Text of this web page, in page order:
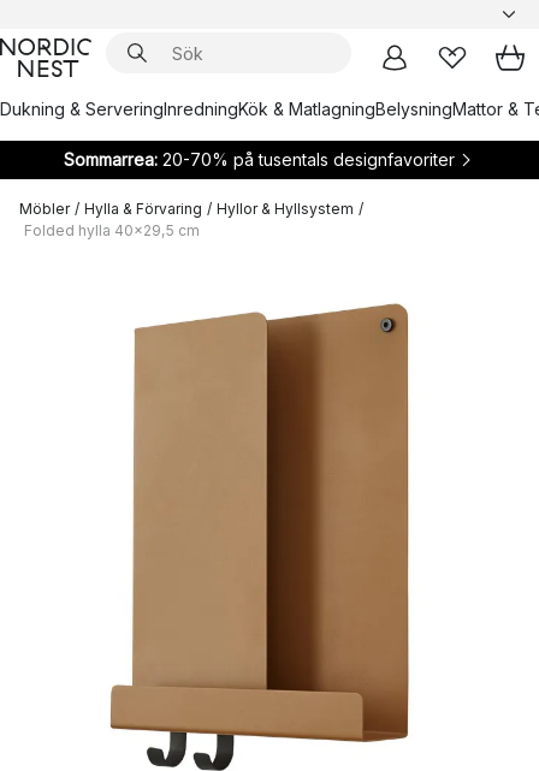
Dukning & ServeringInredningKök & MatlagningBelysningMattor &
Sommarrea:20-70% på tusentals designfavoriter
Möbler / Hylla & Förvaring / Hyllor & Hyllsystem /
Folded hylla 40x29,5 cm